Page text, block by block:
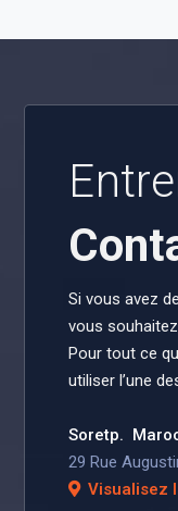
Si vous avez
vous
Pour tout ce
utiliser l’une
Soretp.
29 Rue
Visualisez